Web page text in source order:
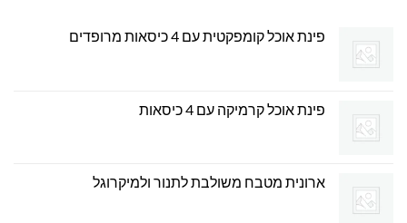
פינת אוכל קומפקטית עם 4 כיסאות מרופדים
פינת אוכל קרמיקה עם 4 כיסאות
ארונית מטבח משולבת לתנור ולמיקרוגל